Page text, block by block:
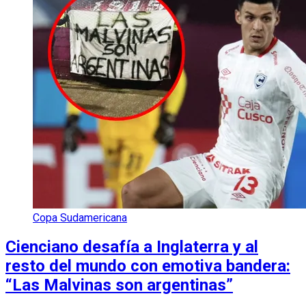
Copa Sudamericana
Cienciano desafía a Inglaterra y al
resto del mundo con emotiva bandera:
“Las Malvinas son argentinas”